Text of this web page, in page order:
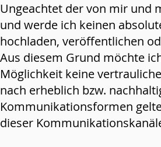
Ungeachtet der von mir und
und werde ich keinen
hochladen, veröffentlichen
Aus diesem Grund möchte
Möglichkeit keine
nach erheblich bzw.
Kommunikationsformen
dieser